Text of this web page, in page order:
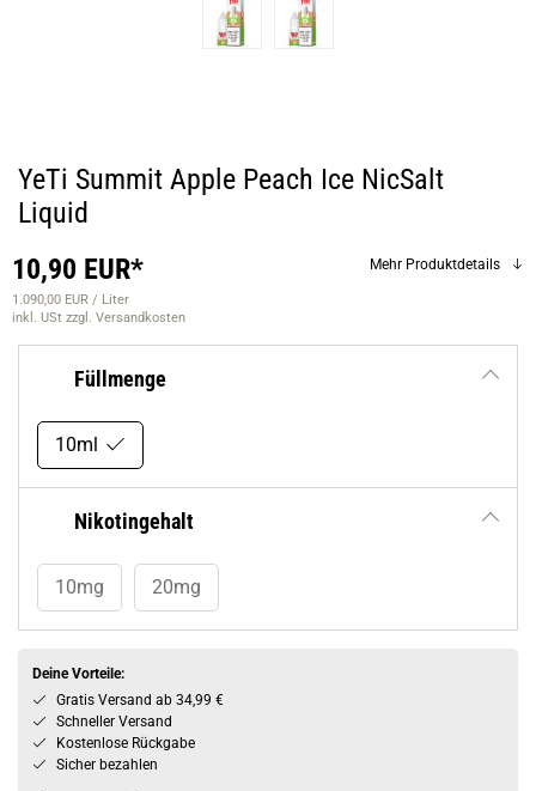
YeTi Summit Apple Peach Ice NicSalt
Liquid
10,90 EUR*
1.090,00 EUR / Liter
inkl. USt zzgl. Versandkosten
Mehr Produktdetails
Füllmenge
10ml
Nikotingehalt
10mg 20mg
Deine Vorteile:
Gratis Versand ab 34,99 €
Schneller Versand
Kostenlose Rückgabe
Sicher bezahlen